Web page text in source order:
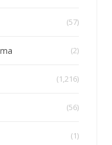
(57)
(2)
(1,216)
(56)
(1)